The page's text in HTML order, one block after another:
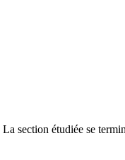
section étudiée se